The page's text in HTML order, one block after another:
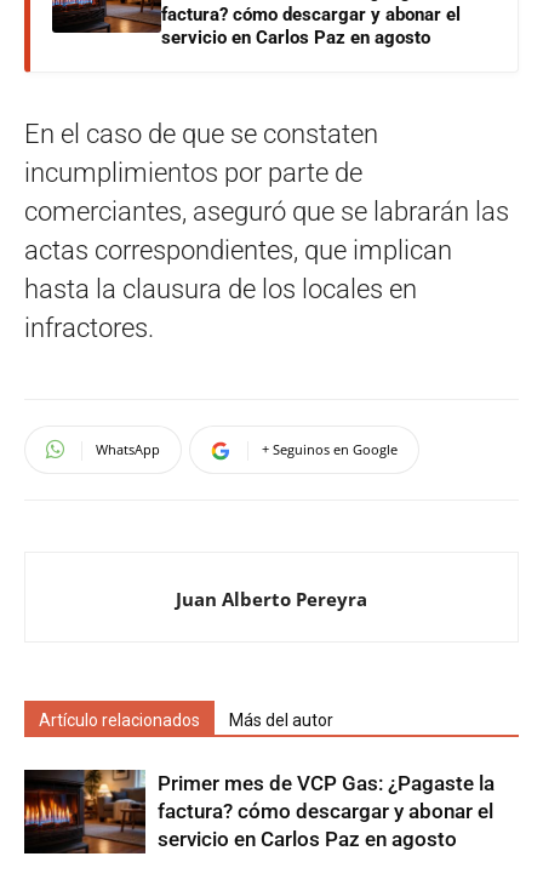
factura? cómo descargar y abonar el
servicio en Carlos Paz en agosto
En el caso de que se constaten
incumplimientos por parte de
comerciantes, aseguró que se labrarán las
actas correspondientes, que implican
hasta la clausura de los locales en
infractores.
WhatsApp + Seguinos en Google
Juan Alberto Pereyra
Artículo relacionados Más del autor
Primer mes de VCP Gas: ¿Pagaste la
factura? cómo descargar y abonar el
servicio en Carlos Paz en agosto